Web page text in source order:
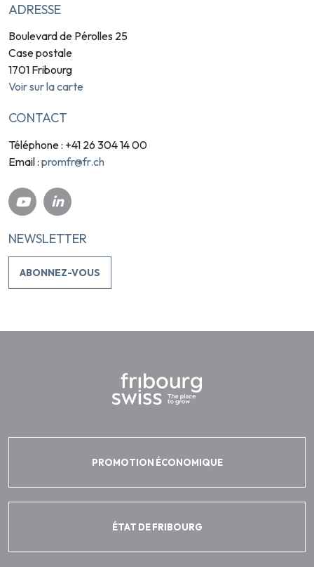
ADRESSE
Boulevard de Pérolles 25
Case postale
1701 Fribourg
Voir sur la carte
CONTACT
Téléphone : +41 26 304 14 00
Email : promfr@fr.ch
NEWSLETTER
ABONNEZ-VOUS
PROMOTION ÉCONOMIQUE
ÉTAT DE FRIBOURG